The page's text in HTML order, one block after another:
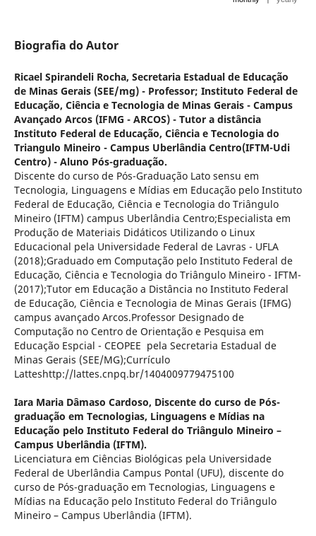
Biografia do Autor
Ricael Spirandeli Rocha, Secretaria Estadual de Educação
de Minas Gerais (SEE/mg) - Professor; Instituto Federal de
Educação, Ciência e Tecnologia de Minas Gerais - Campus
Avançado Arcos (IFMG - ARCOS) - Tutor a distância
Instituto Federal de Educação, Ciência e Tecnologia do
Triangulo Mineiro - Campus Uberlândia Centro(IFTM-Udi
Centro) - Aluno Pós-graduação.
Discente do curso de Pós-Graduação Lato sensu em
Tecnologia, Linguagens e Mídias em Educação pelo Instituto
Federal de Educação, Ciência e Tecnologia do Triângulo
Mineiro (IFTM) campus Uberlândia Centro;Especialista em
Produção de Materiais Didáticos Utilizando o Linux
Educacional pela Universidade Federal de Lavras - UFLA
(2018);Graduado em Computação pelo Instituto Federal de
Educação, Ciência e Tecnologia do Triângulo Mineiro - IFTM-
(2017);Tutor em Educação a Distância no Instituto Federal
de Educação, Ciência e Tecnologia de Minas Gerais (IFMG)
campus avançado Arcos.Professor Designado de
Computação no Centro de Orientação e Pesquisa em
Educação Espcial - CEOPEE pela Secretaria Estadual de
Minas Gerais (SEE/MG);Currículo
Latteshttp://lattes.cnpq.br/1404009779475100
Iara Maria Dâmaso Cardoso, Discente do curso de Pós-
graduação em Tecnologias, Linguagens e Mídias na
Educação pelo Instituto Federal do Triângulo Mineiro –
Campus Uberlândia (IFTM).
Licenciatura em Ciências Biológicas pela Universidade
Federal de Uberlândia Campus Pontal (UFU), discente do
curso de Pós-graduação em Tecnologias, Linguagens e
Mídias na Educação pelo Instituto Federal do Triângulo
Mineiro – Campus Uberlândia (IFTM).